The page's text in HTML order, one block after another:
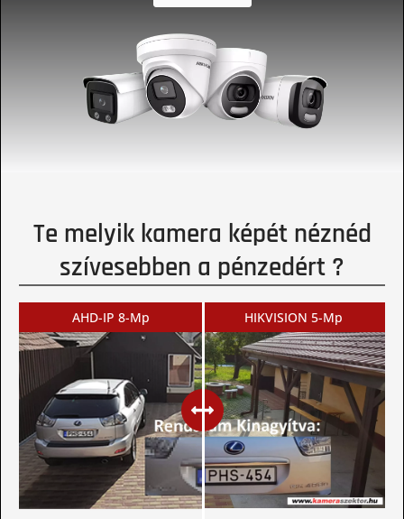
Te melyik kamera képét néznéd
szívesebben a pénzedért ?
AHD-IP 8-Mp HIKVISION 5-Mp